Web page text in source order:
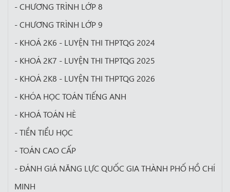
- CHƯƠNG TRÌNH LỚP 8
- CHƯƠNG TRÌNH LỚP 9
- KHOÁ 2K6 - LUYỆN THI THPTQG 2024
- KHOÁ 2K7 - LUYỆN THI THPTQG 2025
- KHOÁ 2K8 - LUYỆN THI THPTQG 2026
- KHÓA HỌC TOÁN TIẾNG ANH
- KHOÁ TOÁN HÈ
- TIỀN TIỂU HỌC
- TOÁN CAO CẤP
- ĐÁNH GIÁ NĂNG LỰC QUỐC GIA THÀNH PHỐ HỒ CHÍ
MINH